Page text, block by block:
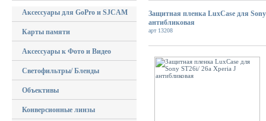
Аксессуары для GoPro и SJCAM
Карты памяти
Аксессуары к Фото и Видео
Светофильтры/ Бленды
Объективы
Конверсионные линзы
Защитная пленка LuxCase для
антибликовая
арт 13208